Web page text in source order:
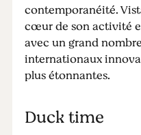
contemporanéité.
cœur de son activité
avec un grand
internationaux
plus étonnantes.
Duck time